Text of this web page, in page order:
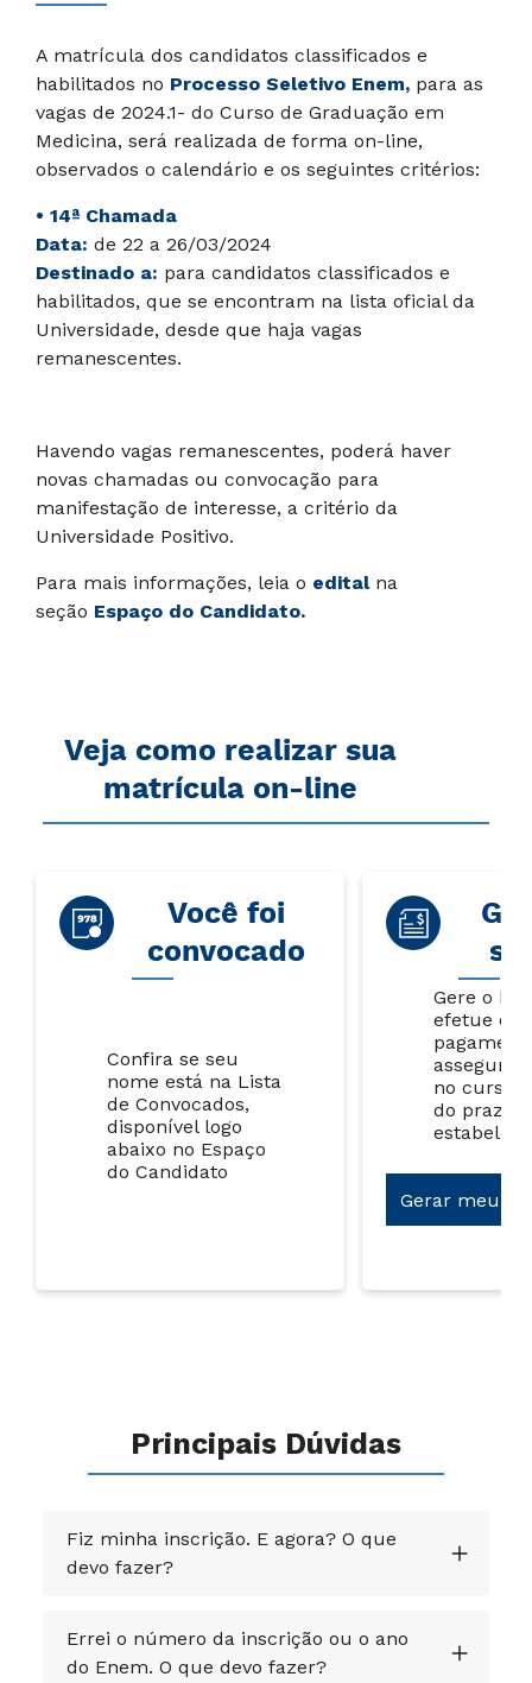
A matrícula dos candidatos classificados e
habilitados no Processo Seletivo Enem, para as
vagas de 2024.1- do Curso de Graduação em
Medicina, será realizada de forma on-line,
observados o calendário e os seguintes critérios:
• 14ª Chamada
Data: de 22 a 26/03/2024
Destinado a: para candidatos classificados e
habilitados, que se encontram na lista oficial da
Universidade, desde que haja vagas
remanescentes.
Havendo vagas remanescentes, poderá haver
novas chamadas ou convocação para
manifestação de interesse, a critério da
Universidade Positivo.
Para mais informações, leia o editalna
seção Espaço do Candidato.
Veja como realizar sua
matrícula on-line
Você foi
convocado
Confira se seu
nome está na Lista
de Convocados,
disponível logo
abaixo no Espaço
do Candidato
Gere o
efetue o
assegurar
no curso,
do prazo
Gerar meu
Principais Dúvidas
Fiz minha inscrição. E agora? O que
devo fazer?
Errei o número da inscrição ou o ano
do Enem. O que devo fazer?